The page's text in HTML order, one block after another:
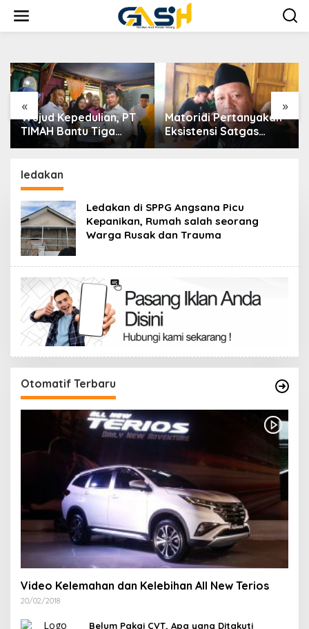
konten
« »
Wujud Kepedulian, PT
TIMAH Bantu Tiga
Keluarga Miliki Rumah
Matoridi Pertanyakan
Eksistensi Satgas
Timah Di Bangka
ledakan
Ledakan di SPPG Angsana Picu
Kepanikan, Rumah salah seorang
Warga Rusak dan Trauma
Otomatif Terbaru
Video Kelemahan dan Kelebihan All New Terios
20/02/2018
Belum Pakai CVT, Apa yang Ditakuti